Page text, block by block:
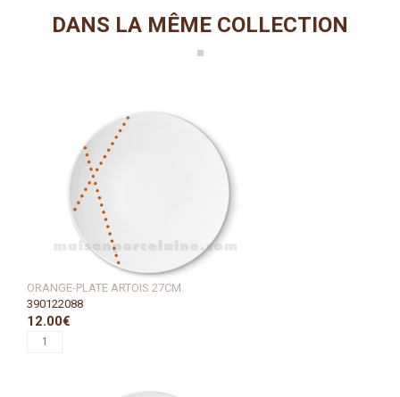
DANS LA MÊME COLLECTION
ORANGE-PLATE ARTOIS 27CM
390122088
12.00€